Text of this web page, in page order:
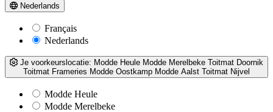
Nederlands
Français
Nederlands
Je voorkeurslocatie: Modde Heule Modde Merelbeke Toitmat Doornik
Toitmat Frameries Modde Oostkamp Modde Aalst Toitmat Nijvel
Modde Heule
Modde Merelbeke